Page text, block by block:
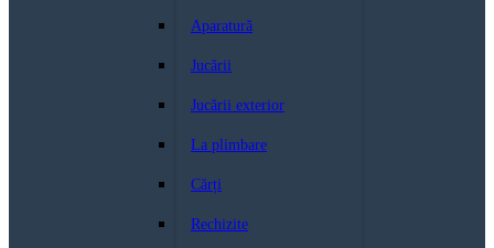
Aparatură
Jucării
Jucării exterior
La plimbare
Cărți
Rechizite